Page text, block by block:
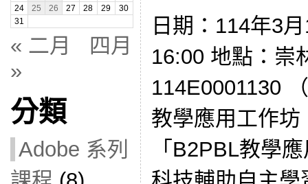
24
25 26 27 28 29
30
31
« 二月
四月
»
分類
Adobe 系列
日期：114年3
16:00 地點：崇
114E0001130
教學應用工作
「B2PBL教學